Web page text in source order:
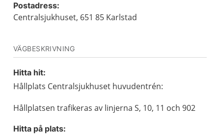
Postadress:
Centralsjukhuset, 651 85 Karlstad
VÄGBESKRIVNING
Hitta hit:
Hållplats Centralsjukhuset huvudentrén:
Hållplatsen trafikeras av linjerna S, 10, 11 och 902
Hitta på plats: